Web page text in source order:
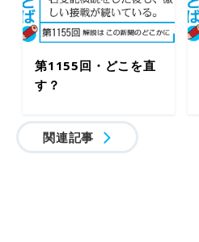
第1155回・どこを直
す？
関連記事